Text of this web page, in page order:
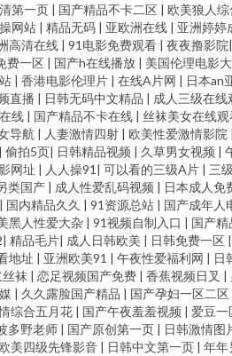
日本国产精品 国产视频在线观看 精品视频
院 午夜福利偷拍在线 国产精品福利区 韩日
费看 色图色B 四虎午夜福利 91tv 天美麻豆
网 91香蕉嫩草影视 午夜福利传媒 欧美妇岳
日韩 欧洲TV一区 男人天堂TV 人人肏屄网
午夜成人av剧场 欧美强奸 含羞草福利姬
视频 男人色导航 精品久久不卡 成人a高清
男人资源 国内自拍1234 传媒大片免费看 91
第一页 | 国产精品不卡二区 | 欧美狼人
网站 | 精品无码 | 亚欧洲在线 | 亚洲婷婷
高清在线 | 91电影免费观看 | 夜夜撸影院|
费一区 | 国产h在线播放 | 美国伦理电影
| 香港电影伦理片 | 在线A片网 | 日本an
直播 | 日韩无码中文精品 | 成人三级在线
线 | 国产精品不卡在线 | 丝袜美女在线观
导航 | 人妻激情四射 | 欧美性爱激情影院 |
| 偷拍5页| 日韩精品视频 | 久草男女视频 |
网址 | 人人操91 | 可以看的三级A片 | 三
类国产 | 成人性爱乱码视频 | 日本成人免
| 国内精品久久 | 91资源总站 | 国产成年人
黑人性爱大杂 | 91视频自制入口 | 国产精
| 精品毛片| 成人日韩欧美 | 日韩免费一区 |
地址 | 亚洲欧美91 | 午夜性爱福利网 | 日
袜 | 恋足视频国产免费 | 香蕉视频日叉 |
| 久久露脸国产精品 | 国产孕妇一区二区
综合五月花 | 国产午夜羞羞视频 | 爱豆一
多野老师 | 国产原创第一页 | 日韩激情图
美四级先锋影音 | 日韩中文第一页 | 年年